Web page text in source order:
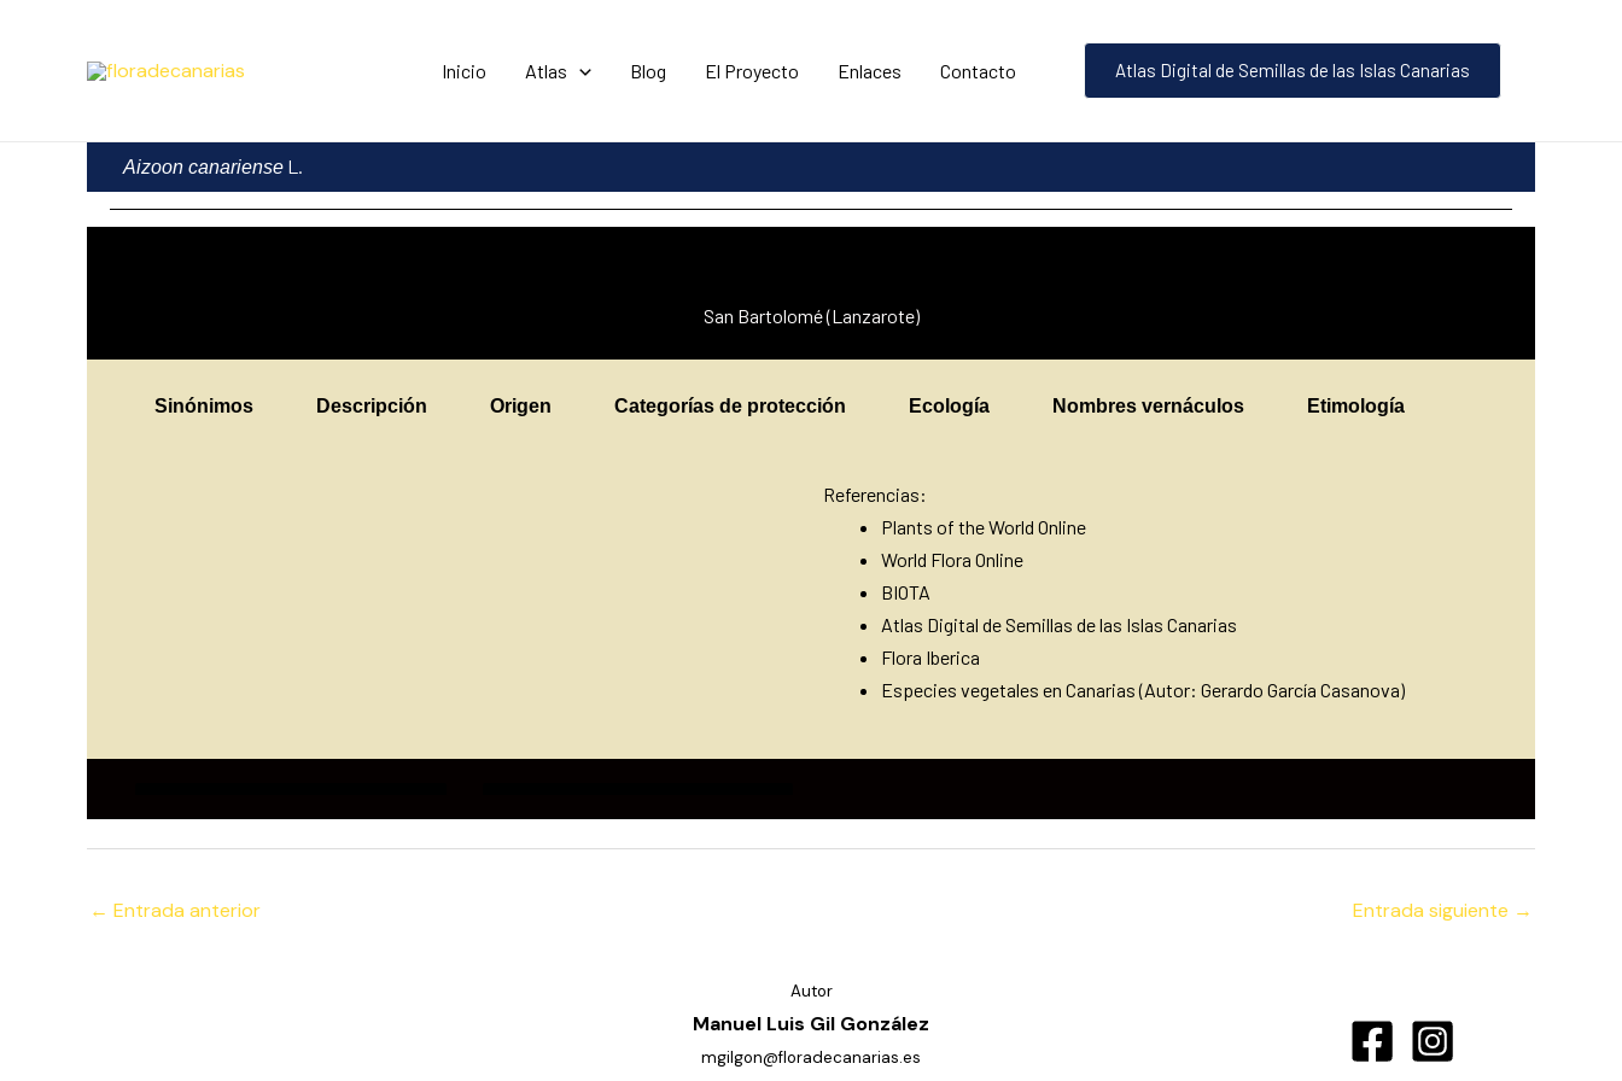
contenido
Inicio Atlas Blog El Proyecto Enlaces Contacto Atlas Digital de Semillas de las Islas Canarias
Aizoon canariense L.
San Bartolomé (Lanzarote)
Sinónimos Descripción Origen Categorías de protección Ecología Nombres vernáculos Etimología
Referencias:
Plants of the World Online
World Flora Online
BIOTA
Atlas Digital de Semillas de las Islas Canarias
Flora Iberica
Especies vegetales en Canarias (Autor: Gerardo García Casanova)
← Entrada anterior Entrada siguiente →
Autor
Manuel Luis Gil González
mgilgon@floradecanarias.es